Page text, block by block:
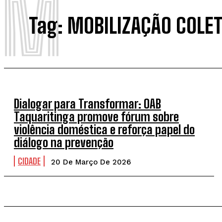
Tag: MOBILIZAÇÃO
M
Dialogar para Transformar: OAB
Taquaritinga promove fórum sobre
violência doméstica e reforça papel do
diálogo na prevenção
CIDADE 20 De Março De 2026